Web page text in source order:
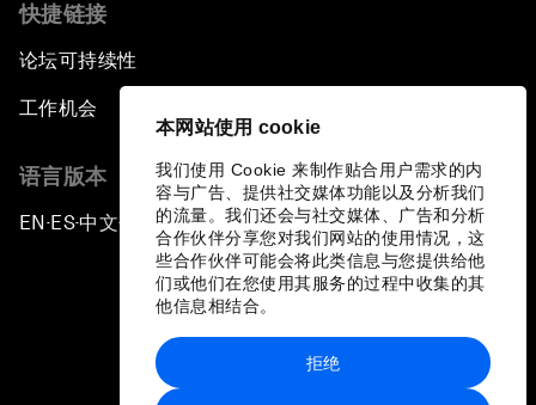
本网站使用 cookie
我们使用 Cookie 来制作贴合用户需求的内
容与广告、提供社交媒体功能以及分析我们
的流量。我们还会与社交媒体、广告和分析
合作伙伴分享您对我们网站的使用情况，这
些合作伙伴可能会将此类信息与您提供给他
们或他们在您使用其服务的过程中收集的其
他信息相结合。
拒绝
快捷链接
论坛可持续性
工作机会
语言版本
EN ▪ ES▪中文▪ 日本語